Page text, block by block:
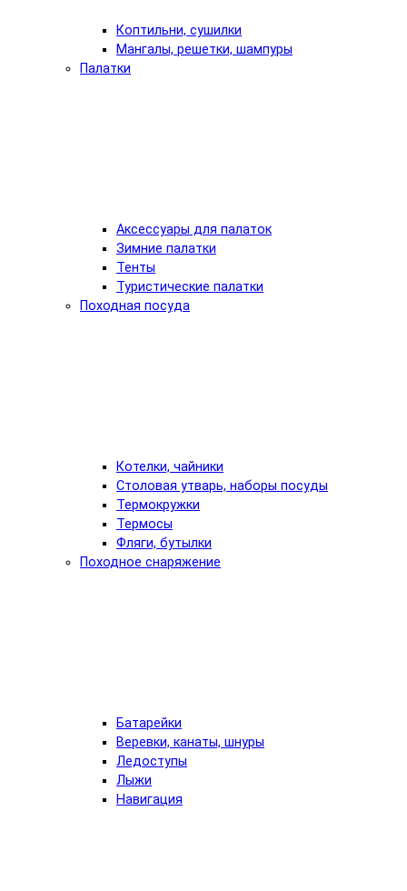
Коптильни, сушилки
Мангалы, решетки, шампуры
Палатки
Аксессуары для палаток
Зимние палатки
Тенты
Туристические палатки
Походная посуда
Котелки, чайники
Столовая утварь, наборы посуды
Термокружки
Термосы
Фляги, бутылки
Походное снаряжение
Батарейки
Веревки, канаты, шнуры
Ледоступы
Лыжи
Навигация